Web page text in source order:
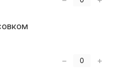
− 0 +